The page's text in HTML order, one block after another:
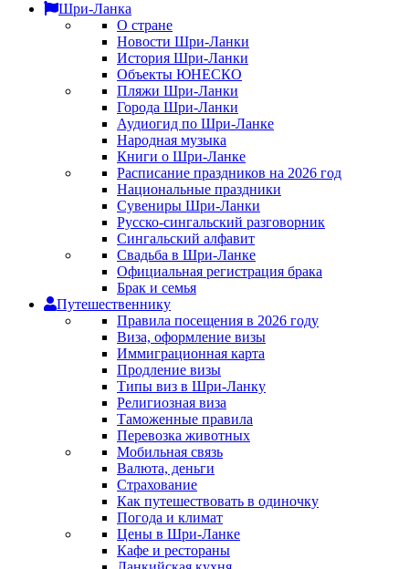
Шри-Ланка
О стране
Новости Шри-Ланки
История Шри-Ланки
Объекты ЮНЕСКО
Пляжи Шри-Ланки
Города Шри-Ланки
Аудиогид по Шри-Ланке
Народная музыка
Книги о Шри-Ланке
Расписание праздников на 2026 год
Национальные праздники
Сувениры Шри-Ланки
Русско-сингальский разговорник
Сингальский алфавит
Свадьба в Шри-Ланке
Официальная регистрация брака
Брак и семья
Путешественнику
Правила посещения в 2026 году
Виза, оформление визы
Иммиграционная карта
Продление визы
Типы виз в Шри-Ланку
Религиозная виза
Таможенные правила
Перевозка животных
Мобильная связь
Валюта, деньги
Страхование
Как путешествовать в одиночку
Погода и климат
Цены в Шри-Ланке
Кафе и рестораны